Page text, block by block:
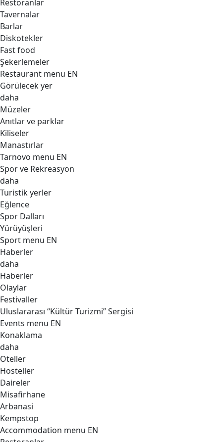
Restoranlar
Tavernalar
Barlar
Diskotekler
Fast food
Şekerlemeler
Restaurant menu EN
Görülecek yer
daha
Müzeler
Anıtlar ve parklar
Kiliseler
Manastırlar
Tarnovo menu EN
Spor ve Rekreasyon
daha
Turistik yerler
Eğlence
Spor Dalları
Yürüyüşleri
Sport menu EN
Haberler
daha
Haberler
Olaylar
Festivaller
Uluslararası “Kültür Turizmi” Sergisi
Events menu EN
Konaklama
daha
Oteller
Hosteller
Daireler
Misafirhane
Arbanasi
Kempstop
Accommodation menu EN